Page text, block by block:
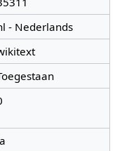
- Nederlands